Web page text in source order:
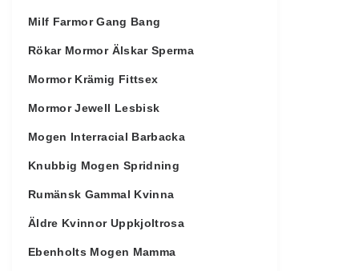
Milf Farmor Gang Bang
Rökar Mormor Älskar Sperma
Mormor Krämig Fittsex
Mormor Jewell Lesbisk
Mogen Interracial Barbacka
Knubbig Mogen Spridning
Rumänsk Gammal Kvinna
Äldre Kvinnor Uppkjoltrosa
Ebenholts Mogen Mamma